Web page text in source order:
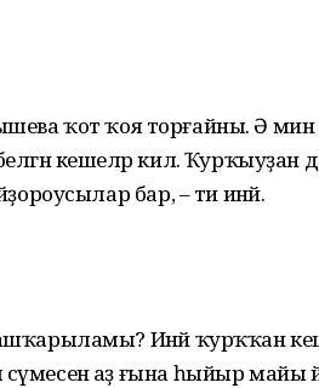
ҡот ҡоя торғайны. Ә
кешеләр килә.
бар, – ти инәй.
Инәй ҡурҡҡан
аҙ ғына һыйыр майы